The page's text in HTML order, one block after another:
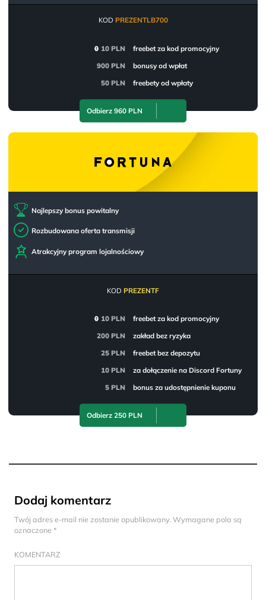
KOD PREZENTLB700
0 10 PLN
freebet za kod promocyjny
900 PLN
bonusy od wpłat
50 PLN
freebety od wpłaty
Odbierz 960 PLN
Najlepszy bonus powitalny
Rozbudowana oferta transmisji
Atrakcyjny program lojalnościowy
KOD PREZENTF
0 10 PLN
freebet za kod promocyjny
200 PLN
zakład bez ryzyka
25 PLN
freebet bez depozytu
10 PLN
za dołączenie na Discord Fortuny
5 PLN
bonus za udostępnienie kuponu
Odbierz 250 PLN
Dodaj komentarz
Twój adres e-mail nie zostanie opublikowany. Wymagane pola są
oznaczone*
KOMENTARZ